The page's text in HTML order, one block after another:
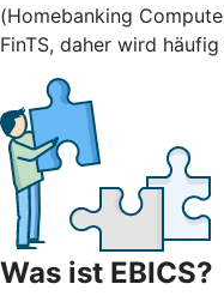
(Homebanking
FinTS, daher wird
Was ist EBICS?